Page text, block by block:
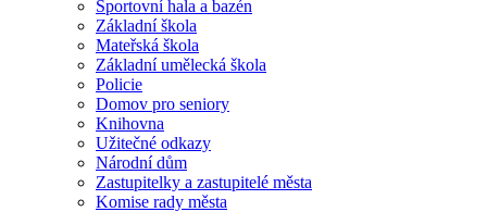
Sportovní hala a bazén
Základní škola
Mateřská škola
Základní umělecká škola
Policie
Domov pro seniory
Knihovna
Užitečné odkazy
Národní dům
Zastupitelky a zastupitelé města
Komise rady města